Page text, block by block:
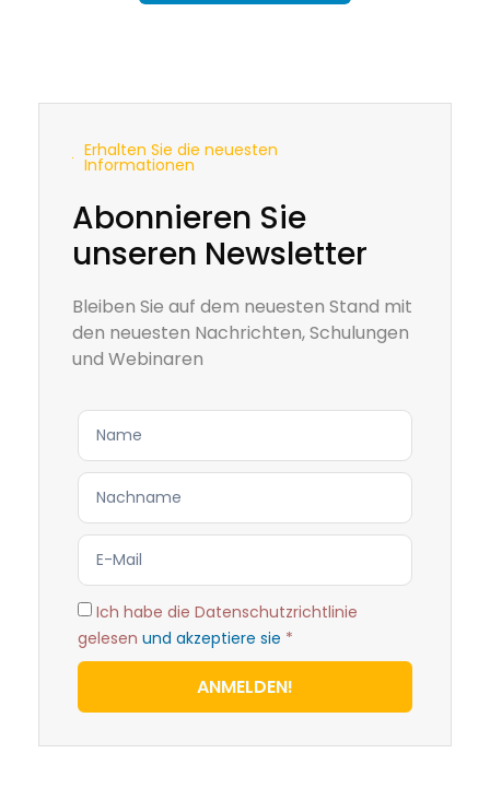
Erhalten Sie die neuesten
Informationen
Abonnieren Sie
unseren Newsletter
Bleiben Sie auf dem neuesten Stand mit
den neuesten Nachrichten, Schulungen
und Webinaren
Ich habe die Datenschutzrichtlinie
gelesen und akzeptiere sie *
ANMELDEN!